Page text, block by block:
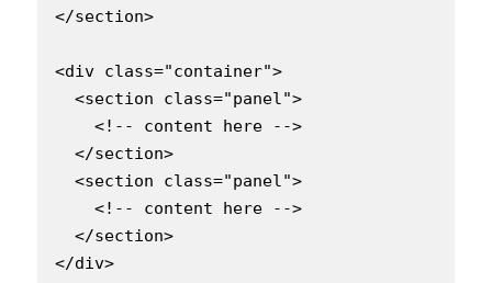
</section>
<div class="container">
  <section class="panel">
    <!-- content here -->
  </section>
  <section class="panel">
    <!-- content here -->
  </section>
</div>